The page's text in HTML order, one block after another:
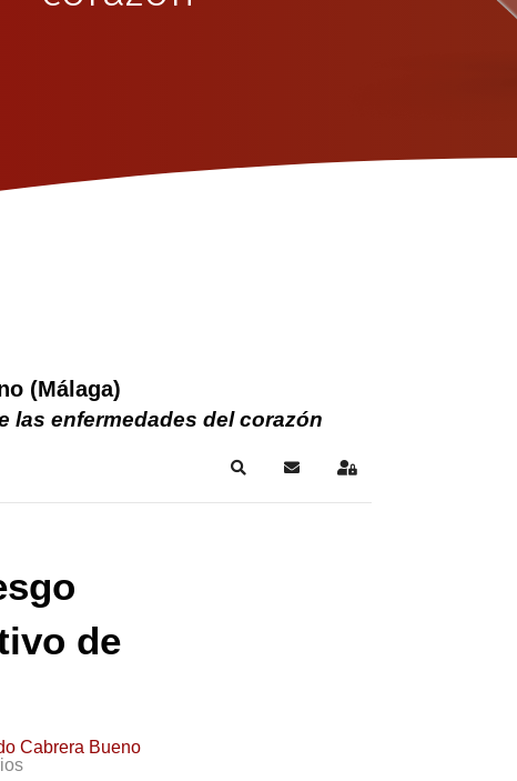
(Málaga)
las enfermedades del corazón
SearchSuscribirse a las actualizaciones
Sign In
de
Cabrera Bueno